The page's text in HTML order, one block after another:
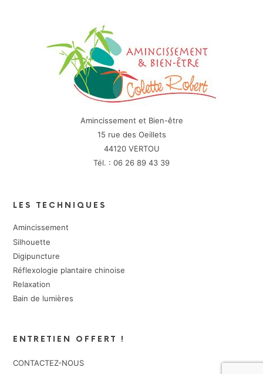
Amincissement et Bien-être
15 rue des Oeillets
44120 VERTOU
Tél. : 06 26 89 43 39
LES TECHNIQUES
Amincissement
Silhouette
Digipuncture
Réflexologie plantaire chinoise
Relaxation
Bain de lumières
ENTRETIEN OFFERT !
CONTACTEZ-NOUS